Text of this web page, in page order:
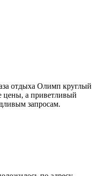
отдыха Олимп круглый
а приветливый
запросам.